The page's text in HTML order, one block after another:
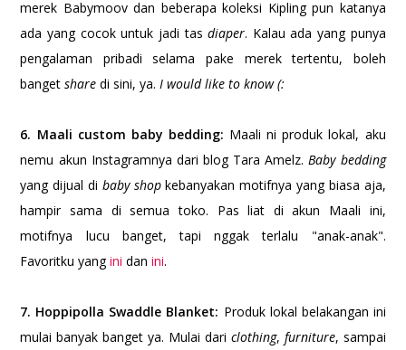
merek Babymoov dan beberapa koleksi Kipling pun katanya
ada yang cocok untuk jadi tasdiaper. Kalau ada yang punya
pengalaman pribadi selama pake merek tertentu, boleh
bangetsharedi sini, ya. I would like to know (:
6. Maali custom baby bedding: Maali ni produk lokal, aku
nemu akun Instagramnya dari blog Tara Amelz. Baby bedding
yang dijual di baby shopkebanyakan motifnya yang biasa aja,
hampir sama di semua toko. Pas liat di akun Maali ini,
motifnya lucu banget, tapi nggak terlalu "anak-anak".
Favoritku yangini danini.
7. Hoppipolla Swaddle Blanket: Produk lokal belakangan ini
mulai banyak banget ya. Mulai dari clothing, furniture, sampai